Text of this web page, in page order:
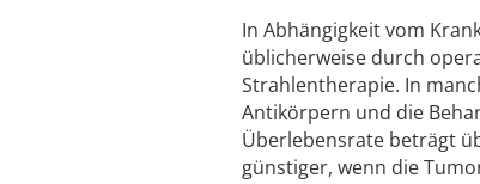
In Abhängigkeit vom
üblicherweise durch
Strahlentherapie. In
Antikörpern und die
Überlebensrate beträgt
günstiger, wenn die